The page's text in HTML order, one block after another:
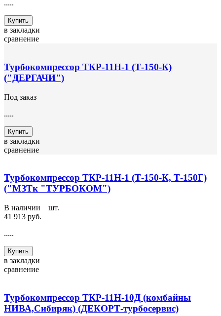
.....
Купить
в закладки
сравнение
Турбокомпрессор ТКР-11Н-1 (Т-150-К)
("ДЕРГАЧИ")
Под заказ
.....
Купить
в закладки
сравнение
Турбокомпрессор ТКР-11Н-1 (Т-150-К, Т-150Г)
("МЗТк "ТУРБОКОМ")
В наличии
шт.
41 913 руб.
.....
Купить
в закладки
сравнение
Турбокомпрессор ТКР-11Н-10Д (комбайны
НИВА,Сибиряк) (ДЕКОРТ-турбосервис)